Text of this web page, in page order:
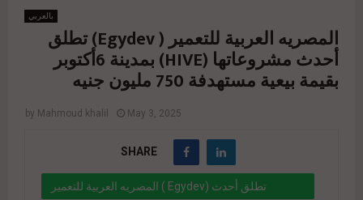
بالعربي
المصريه العربية للتعمير ( Egydev) تطلق
أحدث مشروعاتها (HIVE) بمدينة 6أكتوبر
بقيمة بيعية مستهدفة 750 مليون جنيه
by Mahmoud khalil May 3, 2025
SHARE
المصريه العربية للتعمير ( Egydev) تطلق أحدث